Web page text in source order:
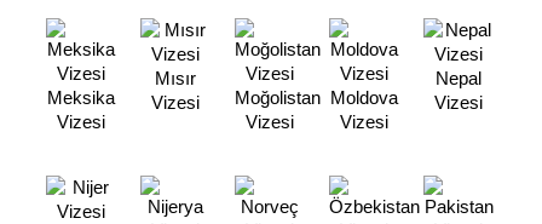
Meksika
Vizesi
Mısır
Vizesi
Moğolistan
Vizesi
Moldova
Vizesi
Nepal
Vizesi